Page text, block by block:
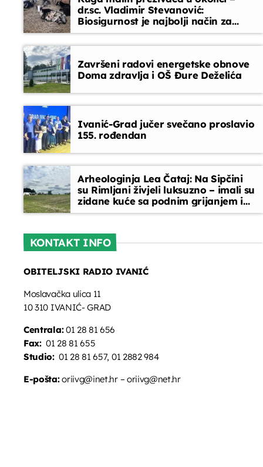
Glazbeni blok
dr.sc. Vladimir Stevanović:
Biosigurnost je najbolji način za
sprječavanje ulaska bolesti
Završeni radovi energetske obnove
Doma zdravlja i OŠ Đure Deželića
Ivanić-Grad jučer svečano proslavio
155. rođendan
Arheologinja Lea Čataj: Na Sipčini
su Rimljani živjeli luksuzno – imali su
zidane kuće sa podnim grijanjem i
oslikanim zidovima
KONTAKT INFO
OBITELJSKI RADIO IVANIĆ
Moslavačka ulica 11
10 310 IVANIĆ- GRAD
Centrala:01 28 81 656
Fax:01 28 81 655
Studio:01 28 81 657, 01 2882 984
E-pošta:oriivg@inet.hr – oriivg@net.hr